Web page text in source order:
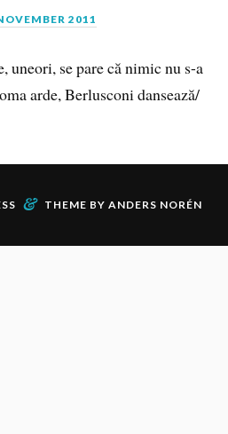
2011
se pare că nimic nu s-a
arde, Berlusconi dansează/
& THEME BY ANDERS NORÉN